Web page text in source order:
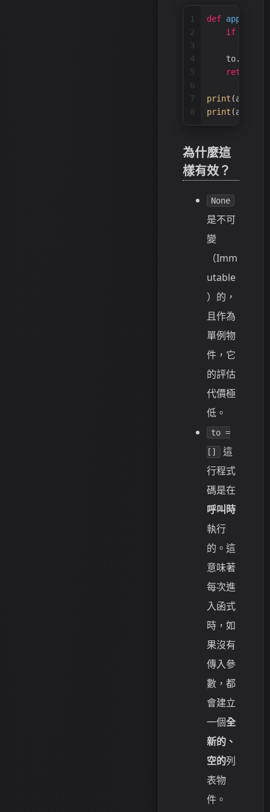
1
2
3
4
5
6
7
8
def append_to
if
return
print
print
為什麼這
樣有效？
None
是不可
變
（Imm
utable
）的，
且作為
單例物
件，它
的評估
代價極
低。
to =
[]
這
行程式
碼是在
呼叫時
執行
的。這
意味著
每次進
入函式
時，如
果沒有
傳入參
數，都
會建立
一個全
新的、
空的列
表物
件。